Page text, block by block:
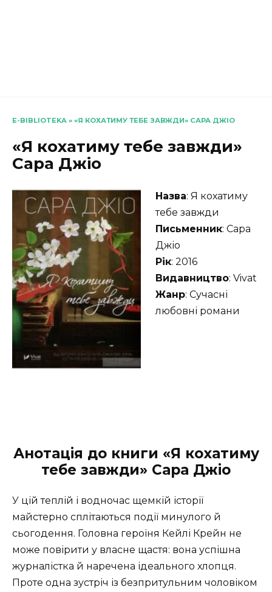
E-BIBLIOTEKA » «Я КОХАТИМУ ТЕБЕ ЗАВЖДИ» САРА ДЖІО
«Я кохатиму тебе завжди»
Сара Джіо
Назва: Я кохатиму
тебе завжди
Письменник: Сара
Джіо
Рік: 2016
Видавництво: Vivat
Жанр: Сучасні
любовні романи
Анотація до книги «Я кохатиму
тебе завжди» Сара Джіо
У цій теплій і водночас щемкій історії
майстерно сплітаються події минулого й
сьогодення. Головна героїня Кейлі Крейн не
може повірити у власне щастя: вона успішна
журналістка й наречена ідеального хлопця.
Проте одна зустріч із безпритульним чоловіком